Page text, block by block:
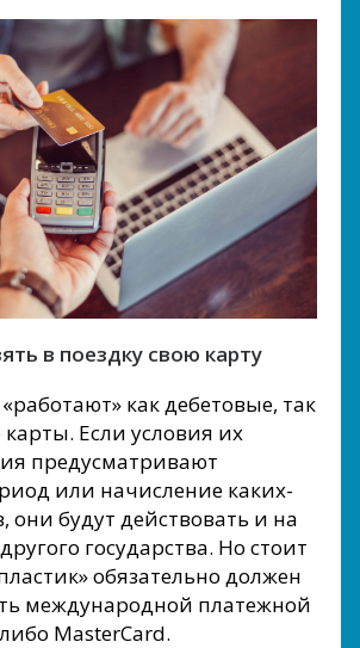
в поездку свою карту
как дебетовые, так
Если условия их
предусматривают
или начисление каких-
они будут действовать и на
государства. Но стоит
обязательно должен
международной платежной
MasterCard.